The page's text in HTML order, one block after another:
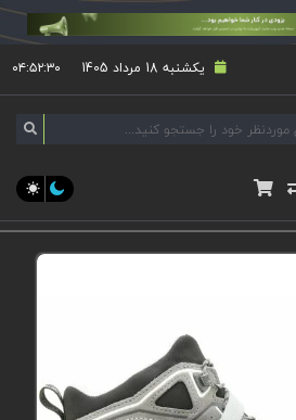
یکشنبه 18 مرداد 1405 ۰۴:۵۲:۳۰